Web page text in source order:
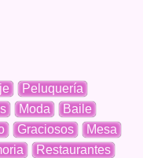
Peluquería
Moda
Baile
Graciosos
Mesa
Restaurantes